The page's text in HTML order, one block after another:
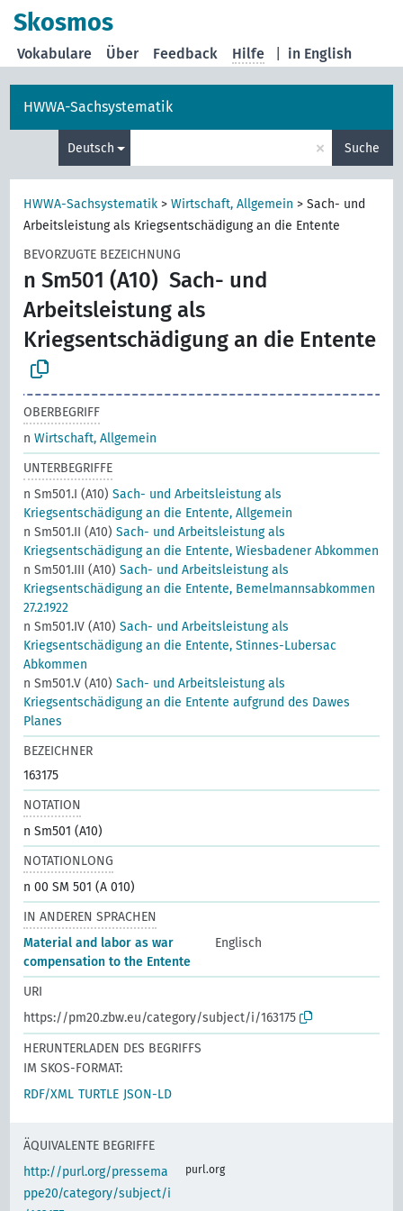
Skosmos
in English
Vokabulare Über Feedback Hilfe
HWWA-Sachsystematik
Deutsch × Suche
HWWA-Sachsystematik >Wirtschaft, Allgemein >Sach- und
Arbeitsleistung als Kriegsentschädigung an die Entente
BEVORZUGTE BEZEICHNUNG
n Sm501 (A10) Sach- und
Arbeitsleistung als
Kriegsentschädigung an die Entente
OBERBEGRIFF
nWirtschaft, Allgemein
UNTERBEGRIFFE
n Sm501.I (A10)Sach- und Arbeitsleistung als
Kriegsentschädigung an die Entente, Allgemein
n Sm501.II (A10)Sach- und Arbeitsleistung als
Kriegsentschädigung an die Entente, Wiesbadener Abkommen
n Sm501.III (A10)Sach- und Arbeitsleistung als
Kriegsentschädigung an die Entente, Bemelmannsabkommen
27.2.1922
n Sm501.IV (A10)Sach- und Arbeitsleistung als
Kriegsentschädigung an die Entente, Stinnes-Lubersac
Abkommen
n Sm501.V (A10)Sach- und Arbeitsleistung als
Kriegsentschädigung an die Entente aufgrund des Dawes
Planes
BEZEICHNER
163175
NOTATION
n Sm501 (A10)
NOTATIONLONG
n 00 SM 501 (A 010)
IN ANDEREN SPRACHEN
Material and labor as war
compensation to the Entente
Englisch
URI
https://pm20.zbw.eu/category/subject/i/163175
HERUNTERLADEN DES BEGRIFFS
IM SKOS-FORMAT:
RDF/XML TURTLE JSON-LD
ÄQUIVALENTE BEGRIFFE
http://purl.org/pressema
ppe20/category/subject/i
purl.org